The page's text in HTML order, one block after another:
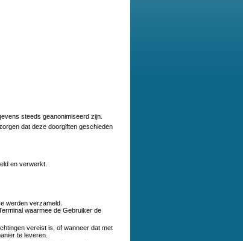
steeds geanonimiseerd zijn.
dat deze doorgiften geschieden
en verwerkt.
werden verzameld.
waarmee de Gebruiker de
vereist is, of wanneer dat met
te leveren.